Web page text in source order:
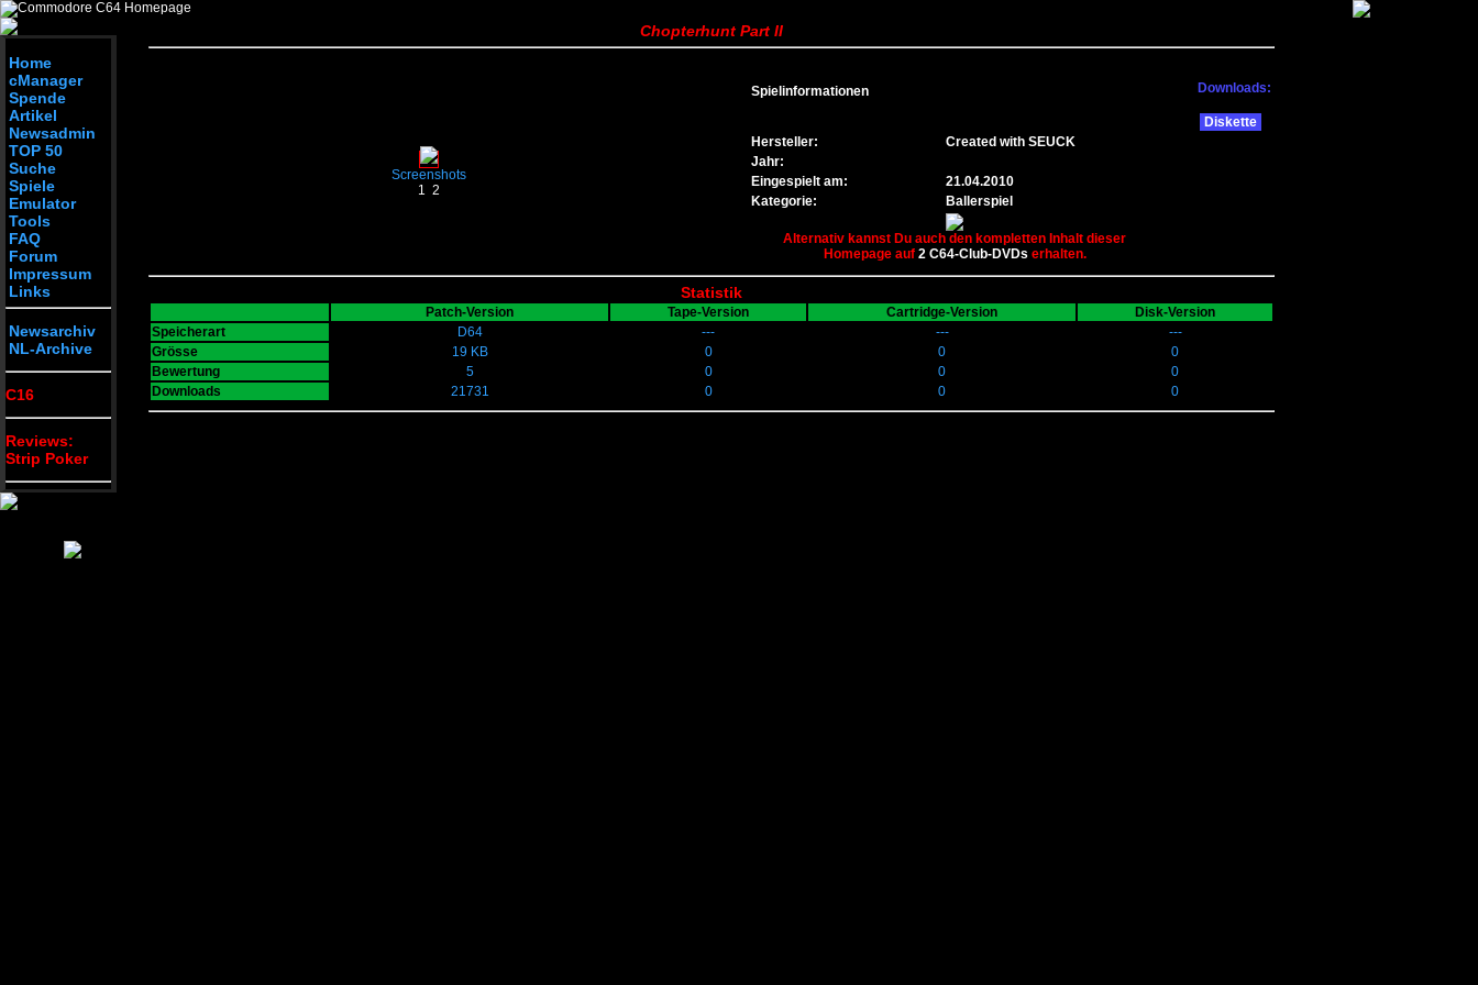
Home
cManager
Spende
Artikel
Newsadmin
TOP 50
Suche
Spiele
Emulator
Tools
FAQ
Forum
Impressum
Links
Newsarchiv
NL-Archive
C16
Reviews:
Strip Poker
Chopterhunt Part II
Screenshots
1 2
Spielinformationen
Hersteller:
Created with SEUCK
Jahr:
Eingespielt am:
21.04.2010
Kategorie:
Ballerspiel
Alternativ kannst Du auch den kompletten Inhalt dieser
Homepage auf 2 C64-Club-DVDs erhalten.
Downloads:
Diskette
Statistik
Patch-Version Tape-Version Cartridge-Version
Disk-Version
Speicherart
D64 --- ---
---
Grösse
19 KB 0 0
0
Bewertung
5 0 0
0
Downloads
21731 0 0 0